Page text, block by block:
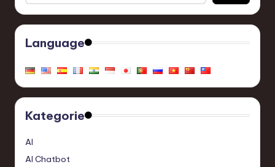
Language
Kategorie
AI
AI Chatbot